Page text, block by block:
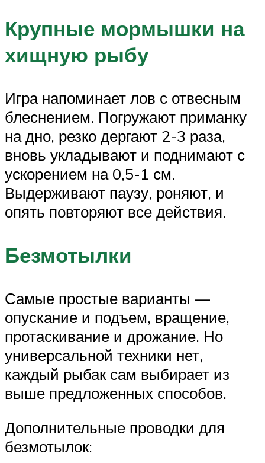
Крупные мормышки на
хищную рыбу
Игра напоминает лов с отвесным
блеснением. Погружают приманку
на дно, резко дергают 2-3 раза,
вновь укладывают и поднимают с
ускорением на 0,5-1 см.
Выдерживают паузу, роняют, и
опять повторяют все действия.
Безмотылки
Самые простые варианты —
опускание и подъем, вращение,
протаскивание и дрожание. Но
универсальной техники нет,
каждый рыбак сам выбирает из
выше предложенных способов.
Дополнительные проводки для
безмотылок: